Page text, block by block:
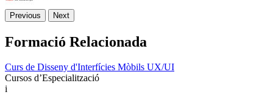
Previous Next
Formació Relacionada
Curs de Disseny d'Interfícies Mòbils UX/UI
Cursos d’Especialització
i